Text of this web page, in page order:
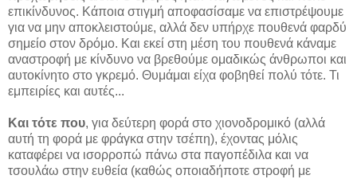
επικίνδυνος. Κάποια στιγμή αποφασίσαμε να επιστρέψουμε
για να μην αποκλειστούμε, αλλά δεν υπήρχε πουθενά φαρδύ
σημείο στον δρόμο. Και εκεί στη μέση του πουθενά κάναμε
αναστροφή με κίνδυνο να βρεθούμε ομαδικώς άνθρωποι και
αυτοκίνητο στο γκρεμό. Θυμάμαι είχα φοβηθεί πολύ τότε. Τι
εμπειρίες και αυτές...
Και τότε που, για δεύτερη φορά στο χιονοδρομικό (αλλά
αυτή τη φορά με φράγκα στην τσέπη), έχοντας μόλις
καταφέρει να ισορροπώ πάνω στα παγοπέδιλα και να
τσουλάω στην ευθεία (καθώς οποιαδήποτε στροφή με